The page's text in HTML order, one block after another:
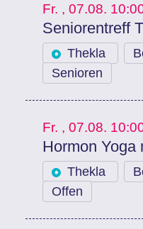
Fr. , 07.08.
Seniorentreff
Thekla
Senioren
Fr. , 07.08.
Hormon Yoga
Thekla
Offen